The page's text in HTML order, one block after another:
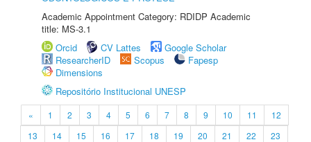
Academic Appointment Category: RDIDP Academic
title: MS-3.1
Orcid
CV Lattes
Google Scholar
ResearcherID
Scopus
Fapesp
Dimensions
Repositório Institucional UNESP
« 1 2 3 4 5 6 7 8 9 10 11
12
13
14 15 16 17 18 19 20 21 22
23